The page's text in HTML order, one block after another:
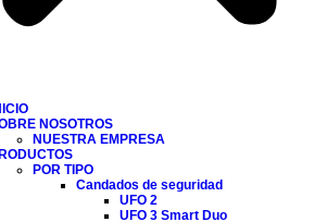
NOSOTROS
NUESTRA EMPRESA
POR TIPO
Candados de seguridad
UFO 2
UFO 3 Smart Duo